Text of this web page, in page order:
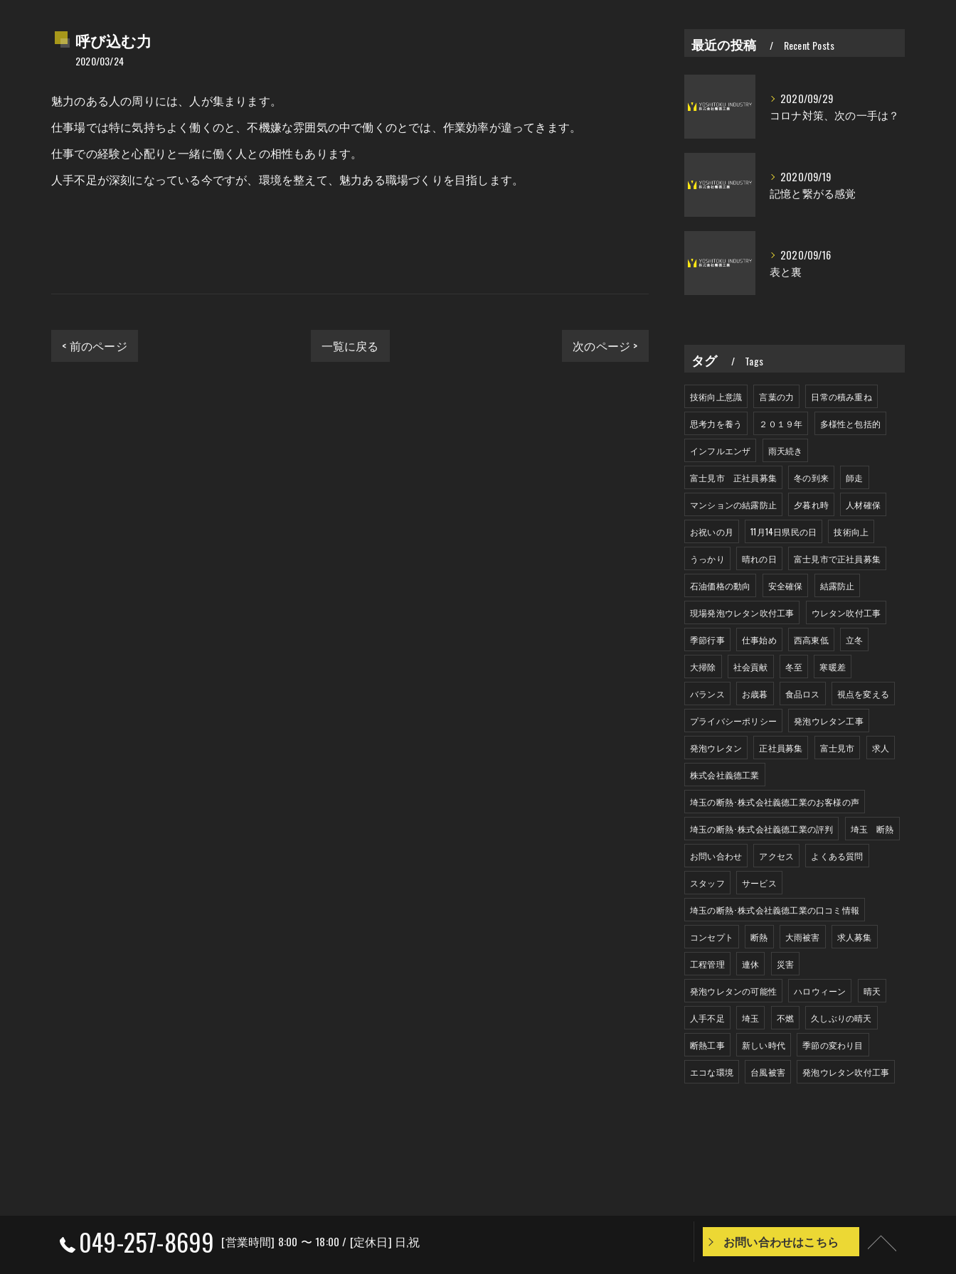
呼び込む力
2020/03/24
魅力のある人の周りには、人が集まります。
仕事場では特に気持ちよく働くのと、不機嫌な雰囲気の中で働くのとでは、作業効率が違ってきます。
仕事での経験と心配りと一緒に働く人との相性もあります。
人手不足が深刻になっている今ですが、環境を整えて、魅力ある職場づくりを目指します。
< 前のページ 一覧に戻る 次のページ >
最近の投稿 Recent Posts
2020/09/29
コロナ対策、次の一手は？
2020/09/19
記憶と繋がる感覚
2020/09/16
表と裏
タグ Tags
技術向上意識 言葉の力 日常の積み重ね
思考力を養う ２０１９年 多様性と包括的
インフルエンザ 雨天続き
富士見市 正社員募集 冬の到来 師走
マンションの結露防止 夕暮れ時 人材確保
お祝いの月 11月14日県民の日 技術向上
うっかり 晴れの日 富士見市で正社員募集
石油価格の動向 安全確保 結露防止
現場発泡ウレタン吹付工事 ウレタン吹付工事
季節行事 仕事始め 西高東低 立冬
大掃除 社会貢献 冬至 寒暖差
バランス お歳暮 食品ロス 視点を変える
プライバシーポリシー 発泡ウレタン工事
発泡ウレタン 正社員募集 富士見市 求人
株式会社義德工業
埼玉の断熱･株式会社義德工業のお客様の声
埼玉の断熱･株式会社義德工業の評判 埼玉 断熱
お問い合わせ アクセス よくある質問
スタッフ サービス
埼玉の断熱･株式会社義德工業の口コミ情報
コンセプト 断熱 大雨被害 求人募集
工程管理 連休 災害
発泡ウレタンの可能性 ハロウィーン 晴天
人手不足 埼玉 不燃 久しぶりの晴天
断熱工事 新しい時代 季節の変わり目
エコな環境 台風被害 発泡ウレタン吹付工事
049-257-8699 [営業時間] 8:00 〜 18:00 / [定休日] 日,祝 お問い合わせはこちら